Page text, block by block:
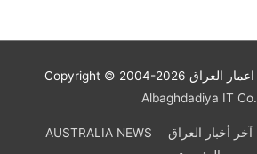
Copyright © 2004-2026 العراق
Albaghdadiya IT Co.
AUSTRALIA NEWS آخر أخبار العراق